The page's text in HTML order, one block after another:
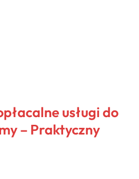
usługi do
– Praktyczny